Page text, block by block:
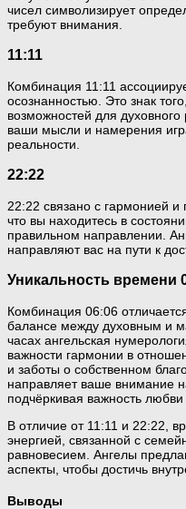
чисел символизирует
требуют внимания.
11:11
Комбинация 11:11
осознанностью. Это знак
возможностей для
ваши мысли и намерения
реальности.
22:22
22:22 связано с гармонией и
что вы находитесь в
правильном направлении.
направляют вас на пути к
Уникальность времени
Комбинация 06:06
балансе между духовным и
часах ангельская
важности гармонии в
и заботы о собственном
направляет ваше внимание
подчёркивая важность
В отличие от 11:11 и 22:22,
энергией, связанной с
равновесием. Ангелы
аспекты, чтобы достичь
Выводы